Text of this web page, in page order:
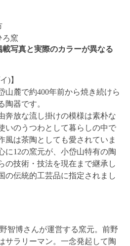
ろ窯
写真と実際のカラーが異なる
)】
山麓で約400年前から焼き続けら
陶器です。
奔放な流し掛けの模様は素朴な
いのうつわとして暮らしの中で
風は茶陶としても愛されていま
に12の窯元が、小岱山特有の陶
の技術・技法を現在まで継承し
の伝統的工芸品に指定されまし
智博さんが運営する窯元。前野
サラリーマン。一念発起して陶